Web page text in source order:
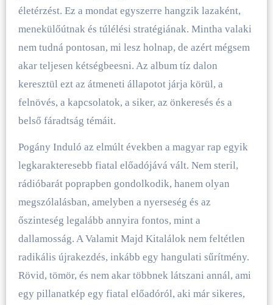
életérzést. Ez a mondat egyszerre hangzik lazaként,
menekülőútnak és túlélési stratégiának. Mintha valaki
nem tudná pontosan, mi lesz holnap, de azért mégsem
akar teljesen kétségbeesni. Az album tíz dalon
keresztül ezt az átmeneti állapotot járja körül, a
felnövés, a kapcsolatok, a siker, az önkeresés és a
belső fáradtság témáit.
Pogány Induló az elmúlt években a magyar rap egyik
legkarakteresebb fiatal előadójává vált. Nem steril,
rádióbarát poprapben gondolkodik, hanem olyan
megszólalásban, amelyben a nyerseség és az
őszinteség legalább annyira fontos, mint a
dallamosság. A Valamit Majd Kitalálok nem feltétlen
radikális újrakezdés, inkább egy hangulati sűrítmény.
Rövid, tömör, és nem akar többnek látszani annál, ami
egy pillanatkép egy fiatal előadóról, aki már sikeres,